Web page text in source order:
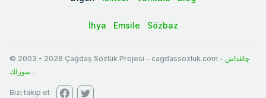
İhya Emsile Sözbaz
© 2003 - 2026 Çağdaş Sözlük Projesi - cagdassozluk.com - چاغداش
سوزلك .
Bizi takip et